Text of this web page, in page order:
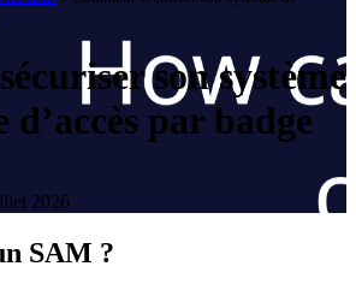
son système
d’accès par badge
2026
SAM ?